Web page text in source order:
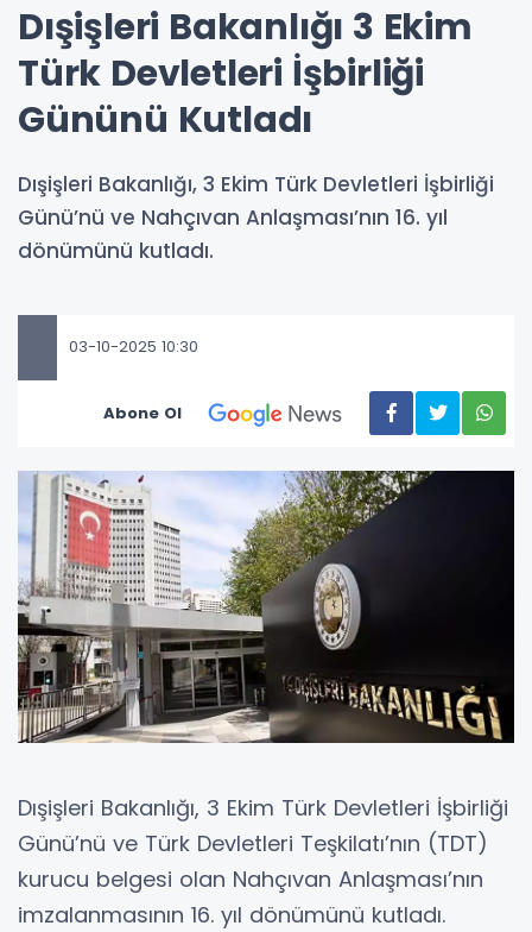
Dışişleri Bakanlığı 3 Ekim
Türk Devletleri İşbirliği
Gününü Kutladı
Dışişleri Bakanlığı, 3 Ekim Türk Devletleri İşbirliği
Günü’nü ve Nahçıvan Anlaşması’nın 16. yıl
dönümünü kutladı.
03-10-2025 10:30
Abone Ol
Dışişleri Bakanlığı, 3 Ekim Türk Devletleri İşbirliği
Günü’nü ve Türk Devletleri Teşkilatı’nın (TDT)
kurucu belgesi olan Nahçıvan Anlaşması’nın
imzalanmasının 16. yıl dönümünü kutladı.